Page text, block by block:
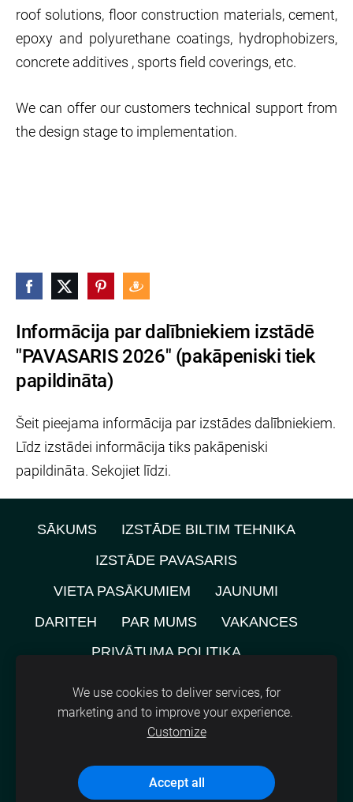
Informācija par dalībniekiem izstādē
"PAVASARIS 2026" (pakāpeniski tiek
papildināta)
Šeit pieejama informācija par izstādes dalībniekiem.
Līdz izstādei informācija tiks pakāpeniski
papildināta. Sekojiet līdzi.
roof solutions, floor construction materials, cement,
epoxy and polyurethane coatings, hydrophobizers,
concrete additives , sports field coverings, etc.
We can offer our customers technical support from
the design stage to implementation.
SĀKUMS
IZSTĀDE BILTIM TEHNIKA
IZSTĀDE PAVASARIS
VIETA PASĀKUMIEM
JAUNUMI
DARITEH
PAR MUMS
VAKANCES
PRIVĀTUMA POLITIKA
NOMNIEKU KARTE
KONTAKTI
SĪKDATNES
©2021, SIA A.M.L.
We use cookies to deliver services, for
marketing and to improve your experience.
Customize
Accept all